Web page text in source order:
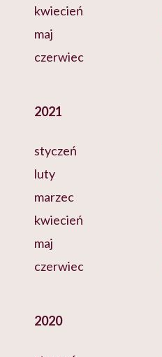
kwiecień
maj
czerwiec
2021
styczeń
luty
marzec
kwiecień
maj
czerwiec
2020